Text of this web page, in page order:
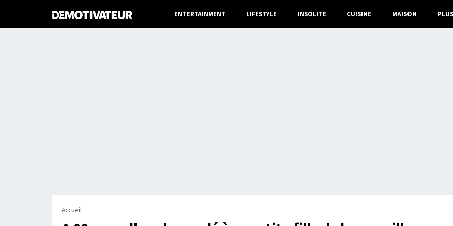
ENTERTAINMENT LIFESTYLE INSOLITE CUISINE MAISON PLUS
Accueil